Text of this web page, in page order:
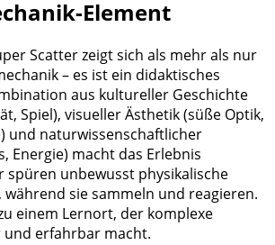
Element
Scatter zeigt sich als mehr als nur
– es ist ein didaktisches
aus kultureller Geschichte
Spiel), visueller Ästhetik (süße Optik,
und naturwissenschaftlicher
Energie) macht das Erlebnis
spüren unbewusst physikalische
während sie sammeln und reagieren.
einem Lernort, der komplexe
und erfahrbar macht.